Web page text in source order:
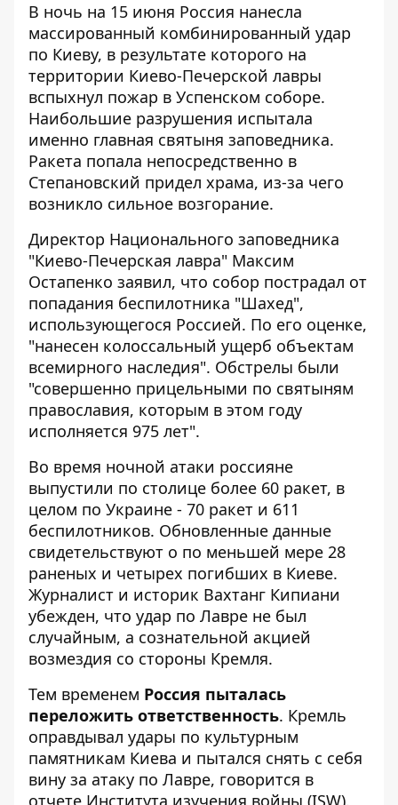
В ночь на 15 июня Россия нанесла
массированный комбинированный удар
по Киеву, в результате которого на
территории Киево-Печерской лавры
вспыхнул пожар в Успенском соборе.
Наибольшие разрушения испытала
именно главная святыня заповедника.
Ракета попала непосредственно в
Степановский придел храма, из-за чего
возникло сильное возгорание.
Директор Национального заповедника
"Киево-Печерская лавра" Максим
Остапенко заявил, что собор пострадал от
попадания беспилотника "Шахед",
использующегося Россией. По его оценке,
"нанесен колоссальный ущерб объектам
всемирного наследия". Обстрелы были
"совершенно прицельными по святыням
православия, которым в этом году
исполняется 975 лет".
Во время ночной атаки россияне
выпустили по столице более 60 ракет, в
целом по Украине - 70 ракет и 611
беспилотников. Обновленные данные
свидетельствуют о по меньшей мере 28
раненых и четырех погибших в Киеве.
Журналист и историк Вахтанг Кипиани
убежден, что удар по Лавре не был
случайным, а сознательной акцией
возмездия со стороны Кремля.
Тем временем Россия пыталась
переложить ответственность. Кремль
оправдывал удары по культурным
памятникам Киева и пытался снять с себя
вину за атаку по Лавре, говорится в
отчете Института изучения войны (ISW).